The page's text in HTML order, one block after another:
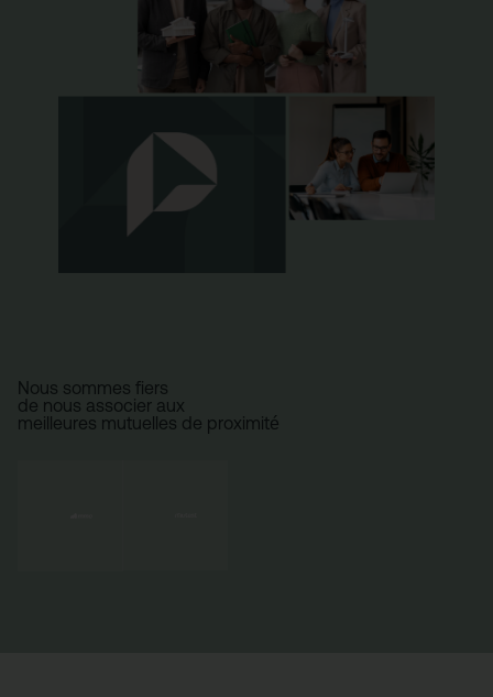
Nous sommes fiers
de nous associer aux
meilleures mutuelles de proximité